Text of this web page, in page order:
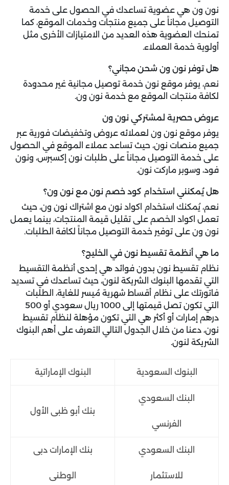
نون ون هي عضوية تساعدك في الحصول على خدمة
التوصيل مجاناً على جميع منتجات وخدمات الموقع، كما
تمنحك العضوية هذه العديد من الامتيازات الأخرى مثل
أولوية خدمة العملاء.
هل توفر نون ون شحن مجاني؟
نعم، يوفر موقع نون خدمة توصيل مجانية غير محدودة
لكافة منتجات الموقع مع خدمة نون ون.
عروض حصرية لمشتركي نون ون
يوفر موقع نون ون لعملائه عروض وتخفيضات فورية عبر
جميع منصات نون، حيث تساعد عملاء الموقع في الحصول
على خدمة التوصيل مجاناً على طلبات نون إكسبرس، ونون
فود، وسوبر ماركت نون.
هل يُمكنني استخدام كود خصم نون مع نون ون؟
نعم، يُمكنك استخدام اكواد نون مع اشتراك نون ون، حيث
تعمل اكواد الخصم على تقليل قيمة المنتجات، بينما يعمل
نون ون على توفير خدمة التوصيل مجاناً لكافة الطلبات.
ما هي أنظمة تقسيط نون في الخليج؟
نظام تقسيط نون بدون فوائد هي إحدى أنظمة التقسيط
التي تقدمها البنوك الشريكة لنون، حيث تساعدك في تسديد
فاتورتك على نظام أقساط شهرية مُيسر للغاية، الطلبات
التي تكون تصل قيمتها إلى 1000 ريال سعودي أو 500
درهم إمارات أو أكثر هي التي تكون مؤهلة لنظام تقسيط
نون، دعنا من خلال الجدول التالي التعرف على أهم البنوك
الشريكة لنون.
البنوك السعودية البنوك الإماراتية
البنك السعودي
الفرنسي
بنك أبو ظبى الأول
البنك السعودي
للاستثمار
بنك الإمارات دبى
الوطنى